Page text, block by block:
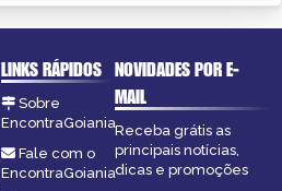
LINKS RÁPIDOS
Sobre
EncontraGoiania
Fale com o
EncontraGoiania
NOVIDADES POR E-
MAIL
Receba grátis as
principais notícias,
dicas e promoções